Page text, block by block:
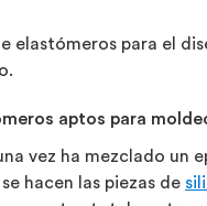
elastómeros para el
aptos para
vez ha mezclado un
hacen las piezas de